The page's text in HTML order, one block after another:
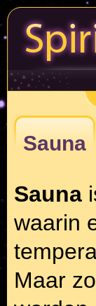
Sauna
Sauna
waarin
Maar